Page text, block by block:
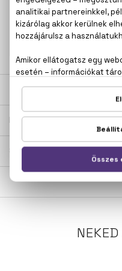
garanciával
Kérdésed van,
20 267 5125
ÉRTÉKELÉSEK (0)
SZÁLLÍTÁS